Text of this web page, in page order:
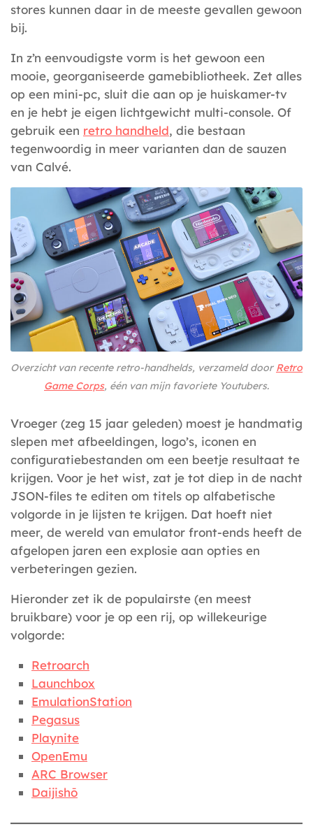
stores kunnen daar in de meeste gevallen gewoon
bij.
In z’n eenvoudigste vorm is het gewoon een
mooie, georganiseerde gamebibliotheek. Zet alles
op een mini-pc, sluit die aan op je huiskamer-tv
en je hebt je eigen lichtgewicht multi-console. Of
gebruik een retro handheld, die bestaan
tegenwoordig in meer varianten dan de sauzen
van Calvé.
Overzicht van recente retro-handhelds, verzameld door Retro
Game Corps, één van mijn favoriete Youtubers.
Vroeger (zeg 15 jaar geleden) moest je handmatig
slepen met afbeeldingen, logo’s, iconen en
configuratiebestanden om een beetje resultaat te
krijgen. Voor je het wist, zat je tot diep in de nacht
JSON-files te editen om titels op alfabetische
volgorde in je lijsten te krijgen. Dat hoeft niet
meer, de wereld van emulator front-ends heeft de
afgelopen jaren een explosie aan opties en
verbeteringen gezien.
Hieronder zet ik de populairste (en meest
bruikbare) voor je op een rij, op willekeurige
volgorde:
Retroarch
Launchbox
EmulationStation
Pegasus
Playnite
OpenEmu
ARC Browser
Daijishō